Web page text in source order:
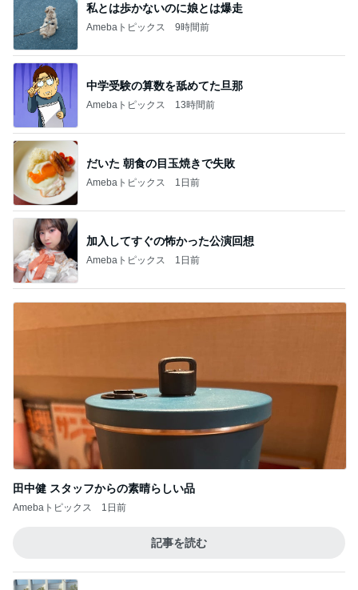
私とは歩かないのに娘とは爆走
Amebaトピックス 9時間前
中学受験の算数を舐めてた旦那
Amebaトピックス 13時間前
だいた 朝食の目玉焼きで失敗
Amebaトピックス 1日前
加入してすぐの怖かった公演回想
Amebaトピックス 1日前
田中健 スタッフからの素晴らしい品
Amebaトピックス 1日前
記事を読む